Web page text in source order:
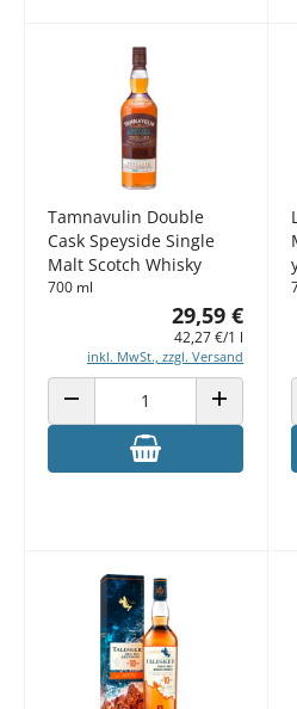
Tamnavulin Double
Cask Speyside Single
Malt Scotch Whisky
700 ml
29,59 €
42,27 €/1 l
inkl. MwSt., zzgl. Versand
ANZAHL VERRINGERN ANZAHL